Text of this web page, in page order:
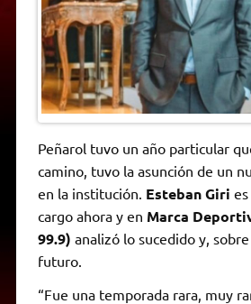
y
Peñarol tuvo un año particular
camino, tuvo la asunción de un
en la institución. Esteban Giri
cargo ahora y en Marca
99.9) analizó lo sucedido y,
futuro.
“Fue una temporada rara, muy